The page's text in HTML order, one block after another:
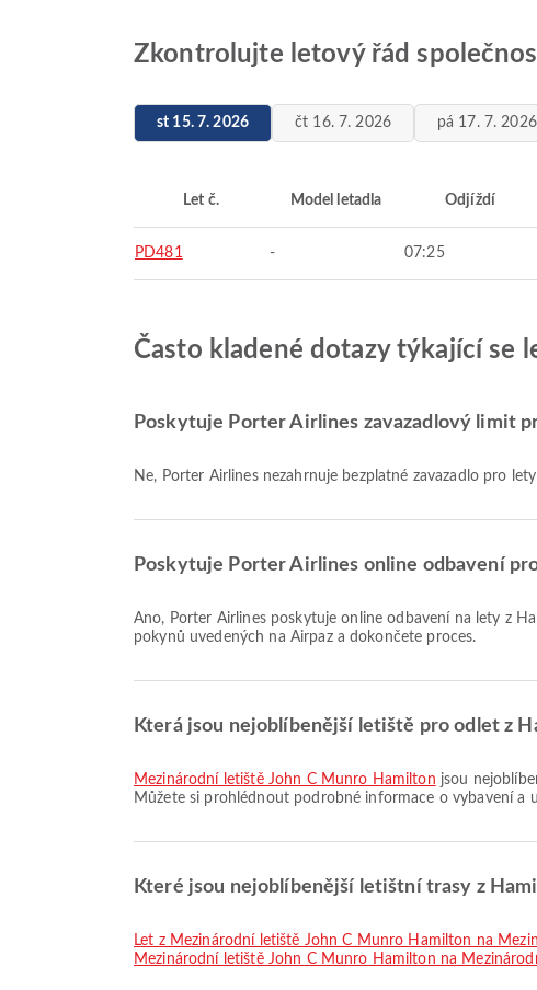
Zkontrolujte letový řád
st 15. 7. 2026 čt 16. 7. 2026 pá 17. 7. 2026
Let č. Model letadla Odjíždí
PD481 - 07:25
Často kladené dotazy týkající se
Poskytuje Porter Airlines zavazadlový limit
Ne, Porter Airlines nezahrnuje bezplatné zavazadlo pro
Poskytuje Porter Airlines online odbavení
Ano, Porter Airlines poskytuje online odbavení na lety z Hamilton, což vám umožňuje pohodlně se odbavit na let prostřednictvím naší platformy. Jednoduše postupujte podle
pokynů uvedených na Airpaz a dokončete proces.
Která jsou nejoblíbenější letiště pro odlet z
Mezinárodní letiště John C Munro Hamilton jsou
Můžete si prohlédnout podrobné informace o vybavení a
Které jsou nejoblíbenější letištní trasy z
let z Mezinárodní letiště John C Munro Hamilton na
Mezinárodní letiště John C Munro Hamilton na